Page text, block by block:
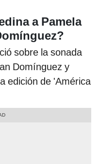
a Pamela
sobre la sonada
Domínguez y
edición de 'América